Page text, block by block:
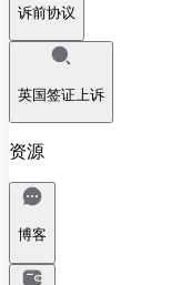
诉前协议
英国签证上诉
资源
博客